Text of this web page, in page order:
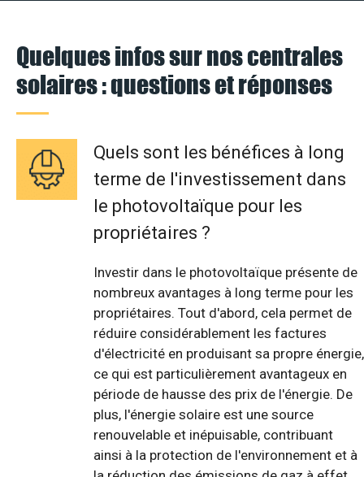
Quelques infos sur nos centrales
solaires : questions et réponses
Quels sont les bénéfices à long
terme de l'investissement dans
le photovoltaïque pour les
propriétaires ?
Investir dans le photovoltaïque présente de
nombreux avantages à long terme pour les
propriétaires. Tout d'abord, cela permet de
réduire considérablement les factures
d'électricité en produisant sa propre énergie,
ce qui est particulièrement avantageux en
période de hausse des prix de l'énergie. De
plus, l'énergie solaire est une source
renouvelable et inépuisable, contribuant
ainsi à la protection de l'environnement et à